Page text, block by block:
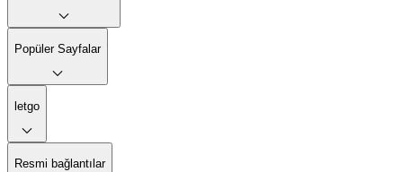
Popüler Sayfalar
letgo
Resmi bağlantılar